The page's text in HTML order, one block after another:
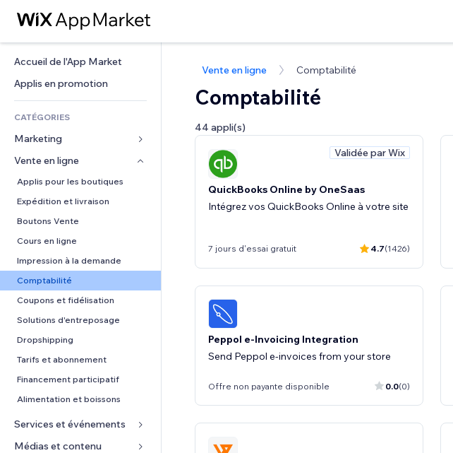
Accueil de l'App Market
Applis en promotion
CATÉGORIES
Marketing
Publicités
Mobile
Données analytiques
Réseaux sociaux
Référencement (SEO)
Engagement
Classement de sites
E-mail
Conversion
Vente en ligne
Applis pour les boutiques
Expédition et livraison
Boutons Vente
Cours en ligne
Impression à la demande
Comptabilité
Coupons et fidélisation
Solutions d'entreposage
Dropshipping
Tarifs et abonnement
Financement participatif
Alimentation et boissons
Services et événements
Hôtels
Médias et contenu
Vente en ligne Comptabilité
Comptabilité
44 appli(s)
Validée par Wix
QuickBooks Online by OneSaas
Intégrez vos QuickBooks Online à votre site
7 jours d'essai gratuit 4.7(1426)
Peppol e-Invoicing Integration
Send Peppol e-invoices from your store
Offre non payante disponible 0.0(0)